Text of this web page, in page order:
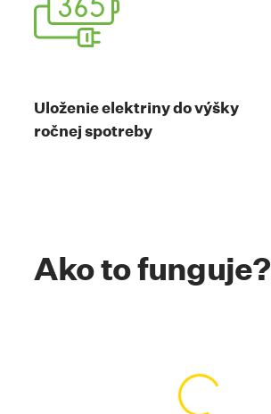
Uloženie elektriny do výšky
ročnej spotreby
Ako to funguje?
Načítavanie obsahu…